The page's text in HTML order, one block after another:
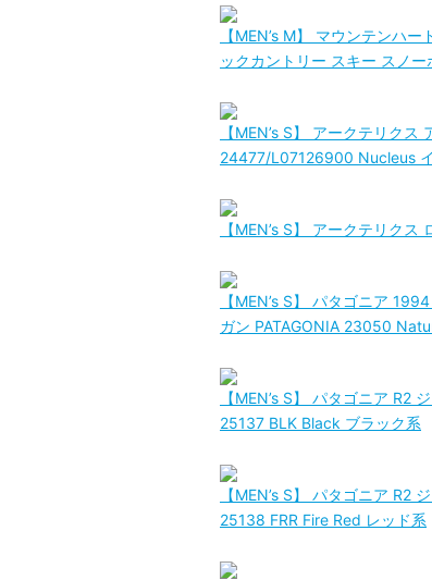
【MEN’s M】 マウンテンハ
ックカントリー スキー スノ
【MEN’s S】 アークテリク
24477/L07126900 Nucleus
【MEN’s S】 アークテリク
【MEN’s S】 パタゴニア
ガン PATAGONIA 23050
【MEN’s S】 パタゴニア R2
25137 BLK Black ブラック系
【MEN’s S】 パタゴニア R2
25138 FRR Fire Red レッド系